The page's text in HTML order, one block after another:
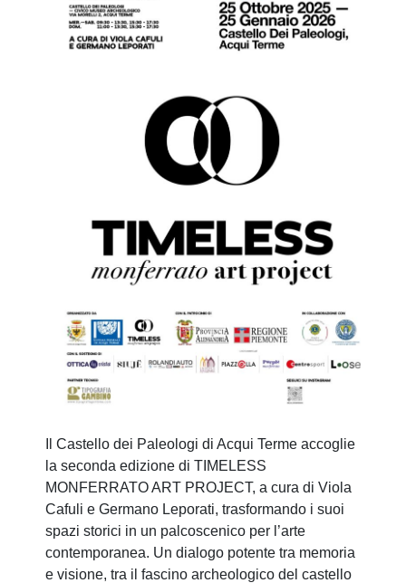
Il Castello dei Paleologi di Acqui Terme accoglie
la seconda edizione di TIMELESS
MONFERRATO ART PROJECT, a cura di Viola
Cafuli e Germano Leporati, trasformando i suoi
spazi storici in un palcoscenico per l’arte
contemporanea. Un dialogo potente tra memoria
e visione, tra il fascino archeologico del castello